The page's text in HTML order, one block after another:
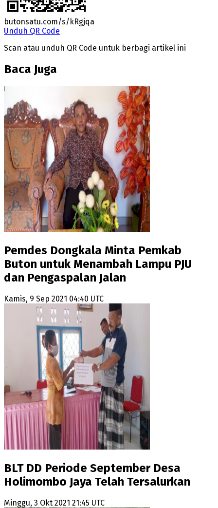
butonsatu.com/s/kRgjqa
Unduh QR Code
Scan atau unduh QR Code untuk berbagi artikel ini
Baca Juga
Pemdes Dongkala Minta Pemkab
Buton untuk Menambah Lampu PJU
dan Pengaspalan Jalan
Kamis, 9 Sep 2021 04:40 UTC
BLT DD Periode September Desa
Holimombo Jaya Telah Tersalurkan
Minggu, 3 Okt 2021 21:45 UTC